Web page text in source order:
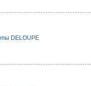
DELOUPE